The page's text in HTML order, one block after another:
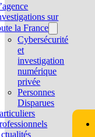
sur
la France
Cybersécurité
et
investigation
numérique
privée
Personnes
Disparues